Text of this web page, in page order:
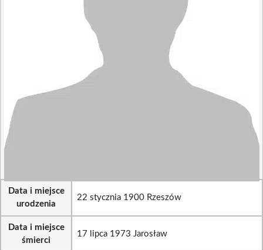
Data i miejsce
urodzenia
22 stycznia 1900 Rzeszów
Data i miejsce
śmierci
17 lipca 1973 Jarosław